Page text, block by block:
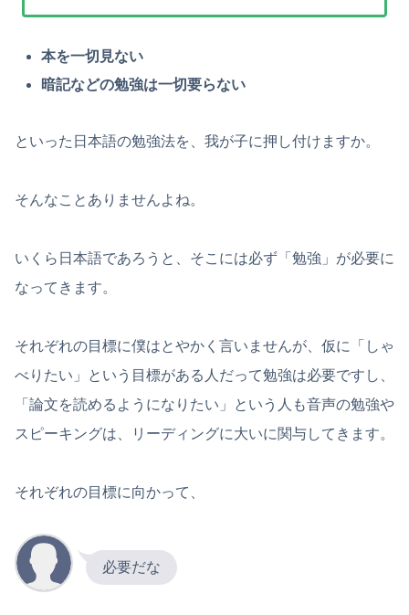
本を一切見ない
暗記などの勉強は一切要らない
といった日本語の勉強法を、我が子に押し付けますか。
そんなことありませんよね。
いくら日本語であろうと、そこには必ず「勉強」が必要に
なってきます。
それぞれの目標に僕はとやかく言いませんが、仮に「しゃ
べりたい」という目標がある人だって勉強は必要ですし、
「論文を読めるようになりたい」という人も音声の勉強や
スピーキングは、リーディングに大いに関与してきます。
それぞれの目標に向かって、
必要だな